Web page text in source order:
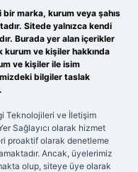
marka, kurum veya şahıs
Sitede yalnızca kendi
Burada yer alan içerikler
ve kişiler hakkında
ve kişiler ile isim
bilgiler taslak
Teknolojileri ve İletişim
Sağlayıcı olarak hizmet
proaktif olarak denetleme
Ancak, üyelerimiz
olup, siteye üye olarak